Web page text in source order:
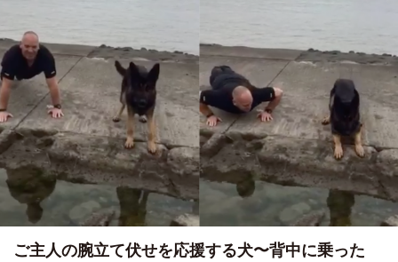
ご主人の腕立て伏せを応援する犬〜背中に乗った